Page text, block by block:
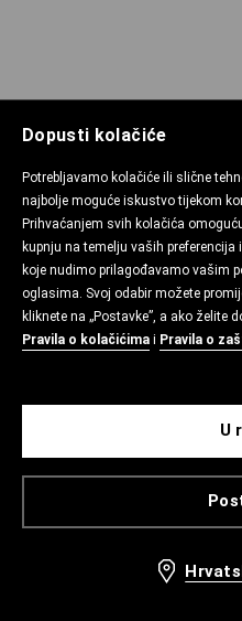
Dopusti kolačiće
Potrebljavamo kolačiće ili slične
najbolje moguće iskustvo tijekom
Prihvaćanjem svih kolačića
kupnju na temelju vaših
koje nudimo prilagođavamo vašim
oglasima. Svoj odabir možete
kliknete na „Postavke”, a ako želite
Pravila o kolačićima i Pravila o
U